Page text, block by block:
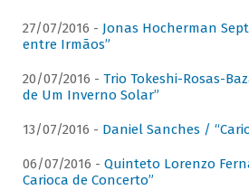
27/07/2016 - Jonas Hocherman
entre Irmãos”
20/07/2016 - Trio Tokeshi-Rosas-
de Um Inverno Solar”
13/07/2016 - Daniel Sanches /
06/07/2016 - Quinteto Lorenzo
Carioca de Concerto”